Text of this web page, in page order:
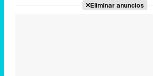
Eliminar anuncios